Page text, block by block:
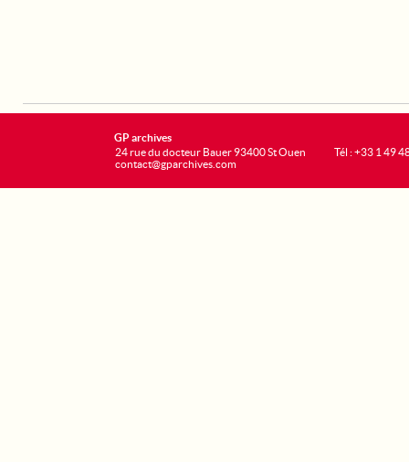
GP archives
24 rue du docteur Bauer 93400 St Ouen
contact@gparchives.com
Tél : +33 1 49